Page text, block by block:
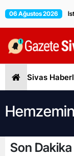
06 Ağustos 2026
Sivas
Son